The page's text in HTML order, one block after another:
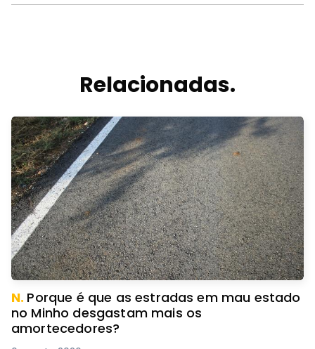
Relacionadas.
N. Porque é que as estradas em mau estado
no Minho desgastam mais os
amortecedores?